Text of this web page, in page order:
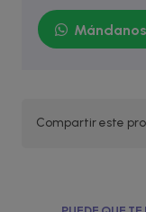
Compartir este